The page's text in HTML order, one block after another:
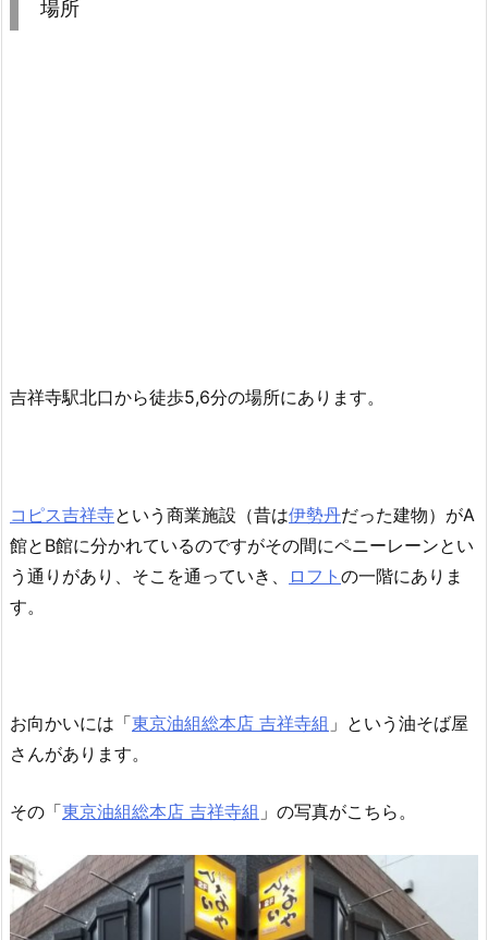
場所
吉祥寺駅北口から徒歩5,6分の場所にあります。
コピス吉祥寺という商業施設（昔は伊勢丹だった建物）がA
館とB館に分かれているのですがその間にペニーレーンとい
う通りがあり、そこを通っていき、
ロフト の一階にありま
す。
お向かいには「東京油組総本店 吉祥寺組 」という油そば屋
さんがあります。
その「東京油組総本店 吉祥寺組 」の写真がこちら。